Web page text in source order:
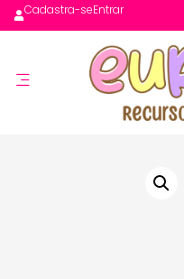
Cadastra-seEntrar